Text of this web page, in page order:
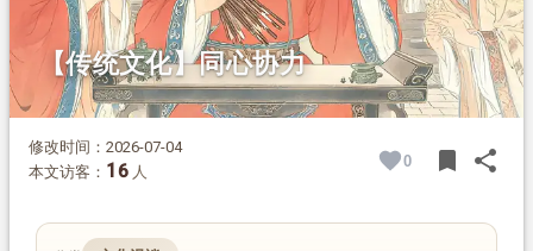
【传统文化】同心协力
修改时间：2026-07-04
本文访客： 16 人
0 bookmark share